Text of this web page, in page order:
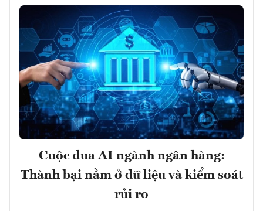
Cuộc đua AI ngành ngân hàng:
Thành bại nằm ở dữ liệu và kiểm soát
rủi ro